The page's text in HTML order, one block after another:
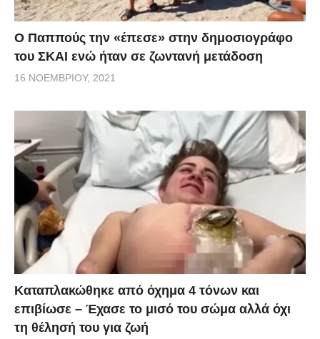
Ο Παππούς την «έπεσε» στην δημοσιογράφο
του ΣΚΑΙ ενώ ήταν σε ζωντανή μετάδοση
16 ΝΟΕΜΒΡΊΟΥ, 2021
Kαταπλακώθηκε από όχημα 4 τόνων και
επιβίωσε – Έχασε το μισό του σώμα αλλά όχι
τη θέλησή του για ζωή